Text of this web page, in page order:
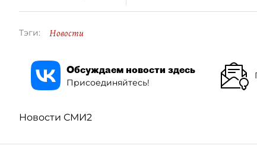
Тэги: Новости
Обсуждаем новости здесь
Присоединяйтесь!
Новости СМИ2